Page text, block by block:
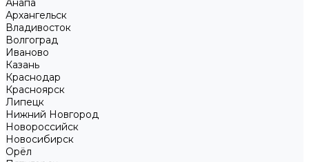
Анапа
Архангельск
Владивосток
Волгоград
Иваново
Казань
Краснодар
Красноярск
Липецк
Нижний Новгород
Новороссийск
Новосибирск
Орёл